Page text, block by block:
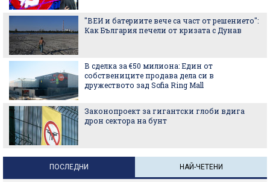
"ВЕИ и батериите вече са част от решението":
Как България печели от кризата с Дунав
В сделка за €50 милиона: Един от
собствениците продава дела си в
дружеството зад Sofia Ring Mall
Законопроект за гигантски глоби вдига
дрон сектора на бунт
ПОСЛЕДНИ НАЙ-ЧЕТЕНИ